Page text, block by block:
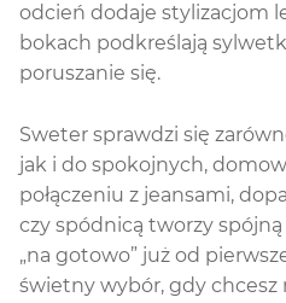
odcień dodaje stylizacjom
bokach podkreślają
poruszanie się.
Sweter sprawdzi się
jak i do spokojnych,
połączeniu z jeansami,
czy spódnicą tworzy spójną
„na gotowo” już od
świetny wybór, gdy chcesz